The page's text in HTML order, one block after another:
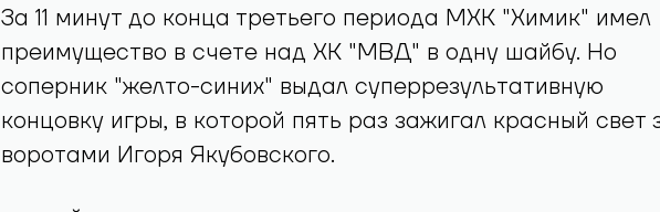
За 11 минут до конца третьего периода МХК "Химик" имел
преимущество в счете над ХК "МВД" в одну шайбу. Но
соперник "желто-синих" выдал суперрезультативную
концовку игры, в которой пять раз зажигал красный свет
воротами Игоря Якубовского.